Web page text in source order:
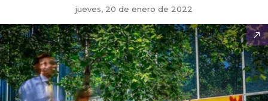
jueves, 20 de enero de 2022